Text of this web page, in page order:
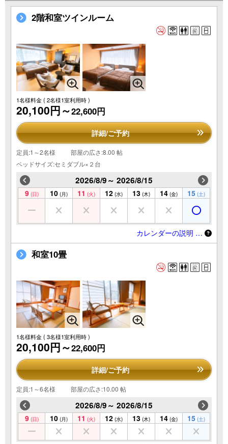
2階和室ツインルーム
1名様料金( 2名様1室利用時 )
20,100円～22,600円
詳細/ご予約
定員:1～2名様
部屋の広さ:8.00 帖
ベッドサイズ:セミダブル×２台
2026/8/9～ 2026/8/15
9 (日) 10 (月) 11 (火) 12 (水) 13 (木) 14 (金) 15 (土)
カレンダーの説明 …
和室10畳
1名様料金( 3名様1室利用時 )
20,100円～22,600円
詳細/ご予約
定員:1～6名様 部屋の広さ:10.00 帖
2026/8/9～ 2026/8/15
9 (日) 10 (月) 11 (火) 12 (水) 13 (木) 14 (金) 15 (土)